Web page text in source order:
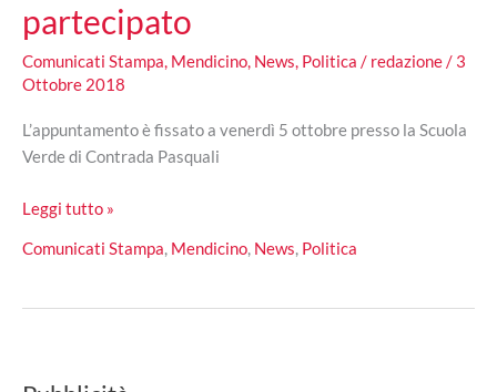
partecipato
Comunicati Stampa, Mendicino, News, Politica / redazione/ 3
Ottobre 2018
L’appuntamento è fissato a venerdì 5 ottobre presso la Scuola
Verde di Contrada Pasquali
Mendicino:
via
incontri
Leggi tutto »
Comunicati Stampa, Mendicino, News, Politica